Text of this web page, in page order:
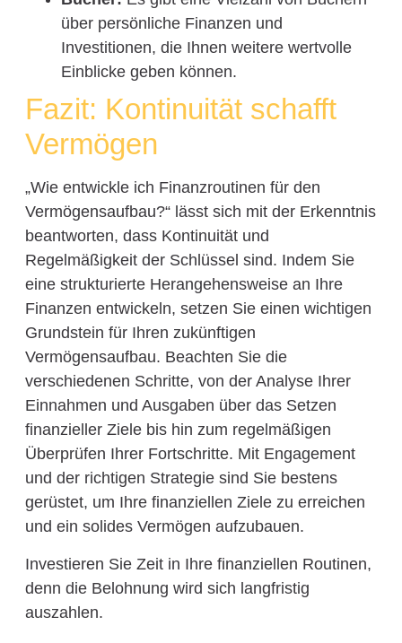
über persönliche Finanzen und
Investitionen, die Ihnen weitere wertvolle
Einblicke geben können.
Fazit: Kontinuität schafft
Vermögen
„Wie entwickle ich Finanzroutinen für den
Vermögensaufbau?“ lässt sich mit der Erkenntnis
beantworten, dass Kontinuität und
Regelmäßigkeit der Schlüssel sind. Indem Sie
eine strukturierte Herangehensweise an Ihre
Finanzen entwickeln, setzen Sie einen wichtigen
Grundstein für Ihren zukünftigen
Vermögensaufbau. Beachten Sie die
verschiedenen Schritte, von der Analyse Ihrer
Einnahmen und Ausgaben über das Setzen
finanzieller Ziele bis hin zum regelmäßigen
Überprüfen Ihrer Fortschritte. Mit Engagement
und der richtigen Strategie sind Sie bestens
gerüstet, um Ihre finanziellen Ziele zu erreichen
und ein solides Vermögen aufzubauen.
Investieren Sie Zeit in Ihre finanziellen Routinen,
denn die Belohnung wird sich langfristig
auszahlen.